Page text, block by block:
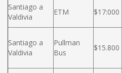
Santiago a
Valdivia
ETM $17:000
Santiago a
Valdivia
Pullman
Bus
$15.800